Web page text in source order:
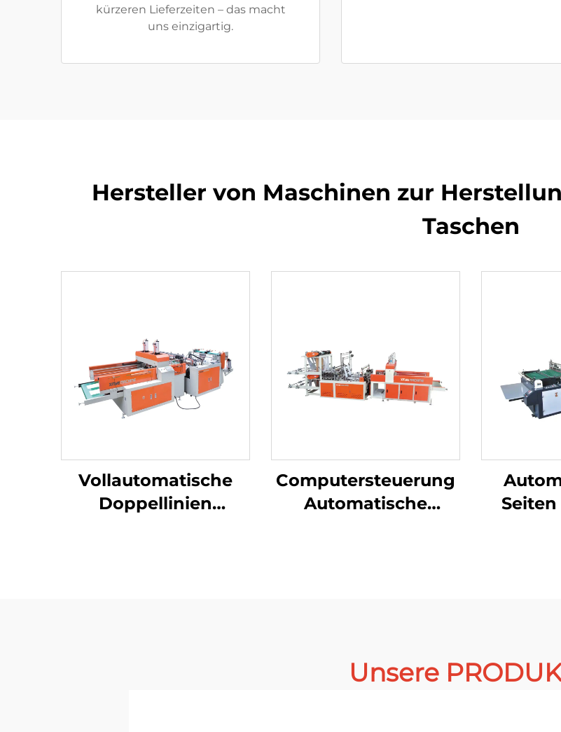
kürzeren Lieferzeiten – das macht
uns einzigartig.
Hersteller von Maschinen zur
Taschen
Vollautomatische
Doppellinien
Computersteuerung
Automatische
Unsere